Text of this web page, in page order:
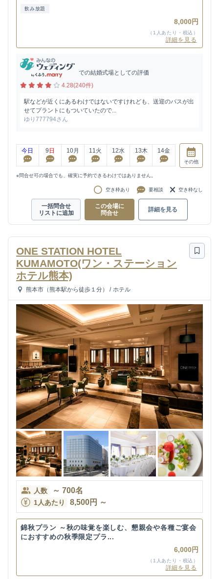
飲み放題
8,000円
（1人あたり・税込）
詳細を見る
での結婚式場としての評価
4.28(240件)
駅などが近くにあるわけではないですけれども、送迎のバスが出
せてプラントにもついていたので...
ゆり777794さん
今日 9 日 10月 11火 12水 13木 14金
その他
※問合せ可の場合でも、確実に予約できるわけではありません。
空き枠あり 要相談 空き枠なし
一括問合せ
リストに追加
この会場に
問合せ
詳細を見る
ONE STATION HOTEL
KUMAMOTO(ワン・ステーション
ホテル熊本)
熊本市（熊本駅から徒歩１分） / ホテル
人数 ～ 700名
1人あたり 8,500円 ～
錦秋プラン ～秋の味覚を楽しむ、懇親会や各種ご宴会
におすすめの秋季限定プラ...
6,000円
（1人あたり・税込）
詳細を見る